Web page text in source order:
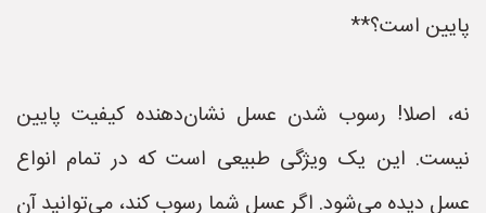
پایین است؟**
نه، اصلا! رسوب شدن عسل نشان‌دهنده کیفیت پایین
نیست. این یک ویژگی طبیعی است که در تمام انواع
عسل دیده می‌شود. اگر عسل شما رسوب کند، می‌توانید آن